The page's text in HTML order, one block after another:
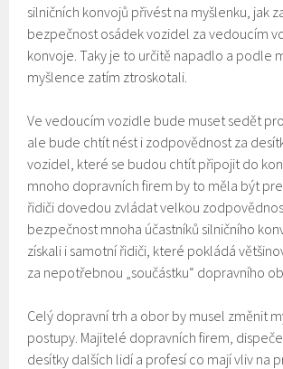
silničních konvojů přivést na myšlenku, jak
bezpečnost osádek vozidel za vedoucím
konvoje. Taky je to určitě napadlo a podle
myšlence zatím ztroskotali.
Ve vedoucím vozidle bude muset sedět
ale bude chtít nést i zodpovědnost za
vozidel, které se budou chtít připojit do
mnoho dopravních firem by to měla být
řidiči dovedou zvládat velkou
bezpečnost mnoha účastníků silničního
získali i samotní řidiči, které pokládá
za nepotřebnou „součástku“ dopravního
Celý dopravní trh a obor by musel změnit
postupy. Majitelé dopravních firem,
desítky dalších lidí a profesí co mají vliv na